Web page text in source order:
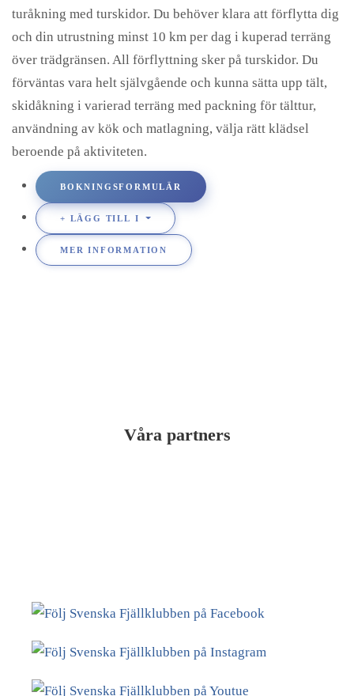
turåkning med turskidor. Du behöver klara att förflytta dig
och din utrustning minst 10 km per dag i kuperad terräng
över trädgränsen. All förflyttning sker på turskidor. Du
förväntas vara helt självgående och kunna sätta upp tält,
skidåkning i varierad terräng med packning för tälttur,
användning av kök och matlagning, välja rätt klädsel
beroende på aktiviteten.
BOKNINGSFORMULÄR
LÄGG TILL I
MER INFORMATION
Våra partners